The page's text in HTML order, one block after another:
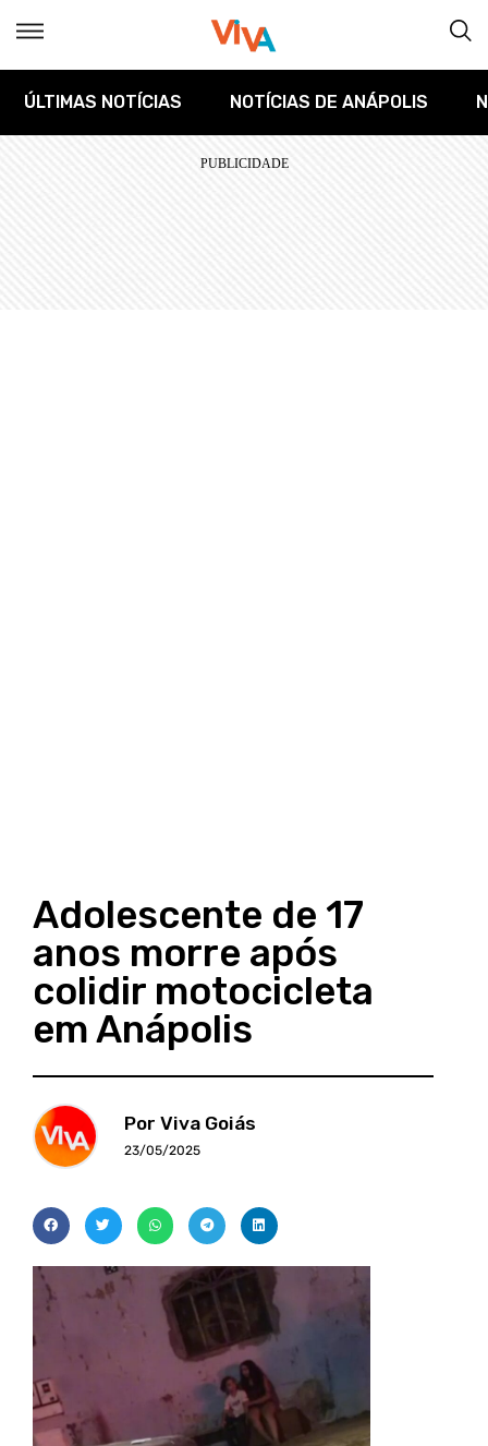
ÚLTIMAS NOTÍCIAS NOTÍCIAS DE ANÁPOLIS
Adolescente de 17
anos morre após
colidir motocicleta
em Anápolis
Por Viva Goiás
23/05/2025